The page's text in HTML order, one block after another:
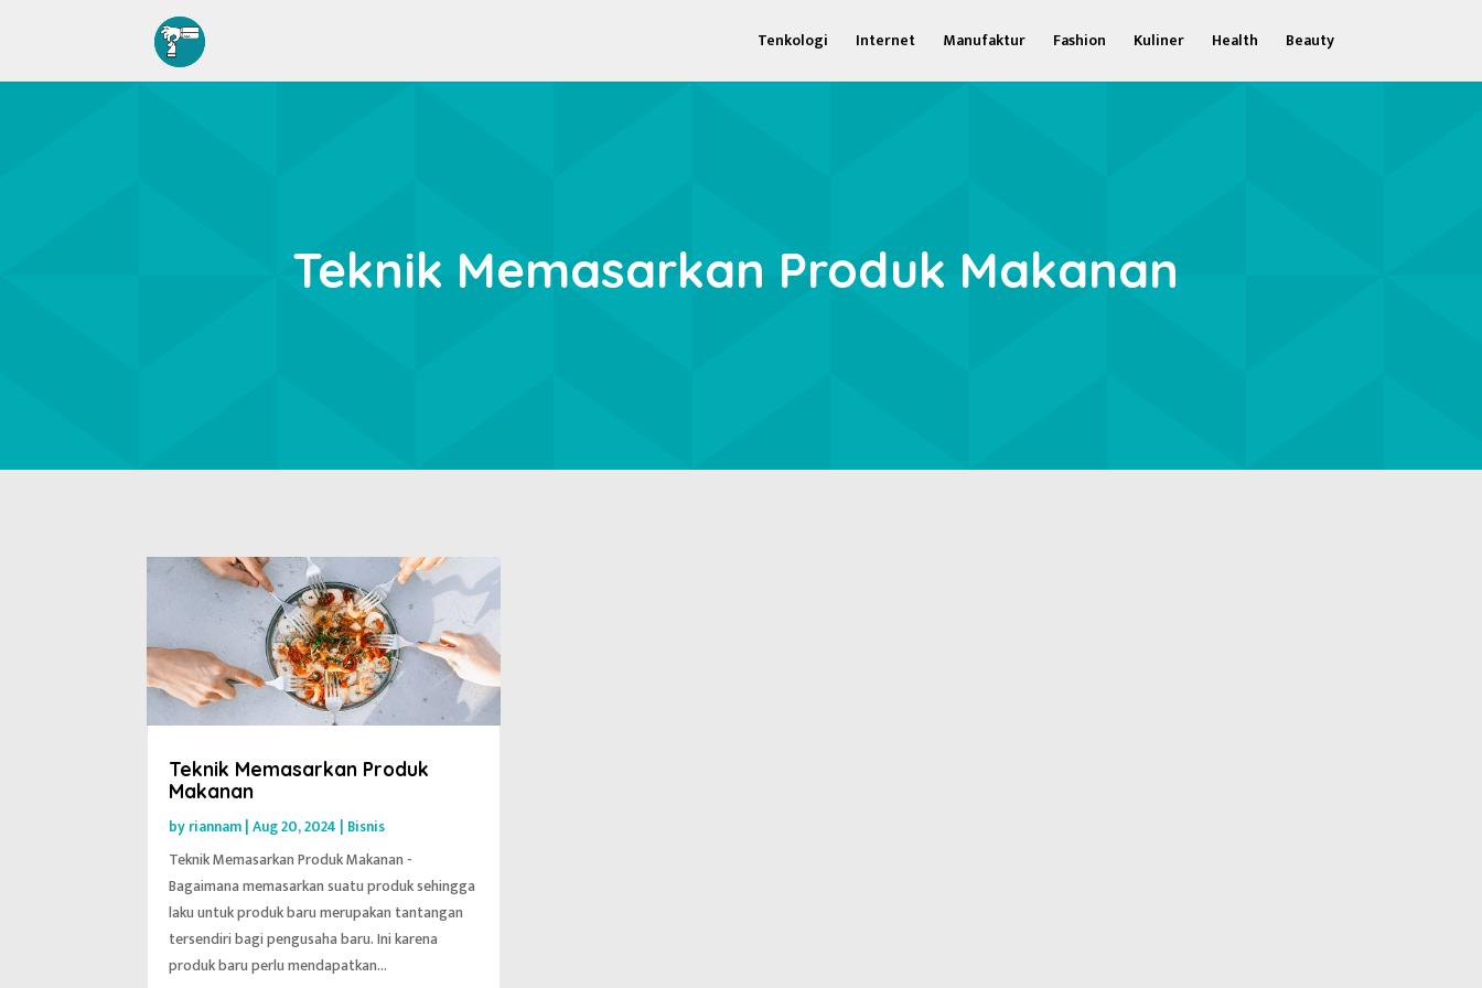
Tenkologi Internet Manufaktur Fashion Kuliner Health Beauty
Teknik Memasarkan Produk Makanan
Teknik Memasarkan Produk
Makanan
byriannam|Aug 20, 2024 | Bisnis
Teknik Memasarkan Produk Makanan -
Bagaimana memasarkan suatu produk sehingga
laku untuk produk baru merupakan tantangan
tersendiri bagi pengusaha baru. Ini karena
produk baru perlu mendapatkan...